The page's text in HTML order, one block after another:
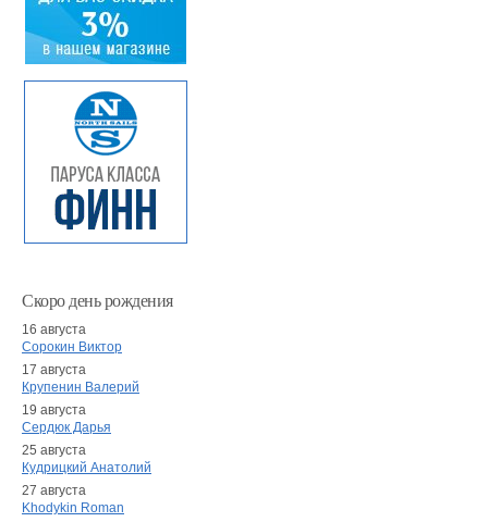
Скоро день рождения
16 августа
Сорокин Виктор
17 августа
Крупенин Валерий
19 августа
Сердюк Дарья
25 августа
Кудрицкий Анатолий
27 августа
Khodykin Roman